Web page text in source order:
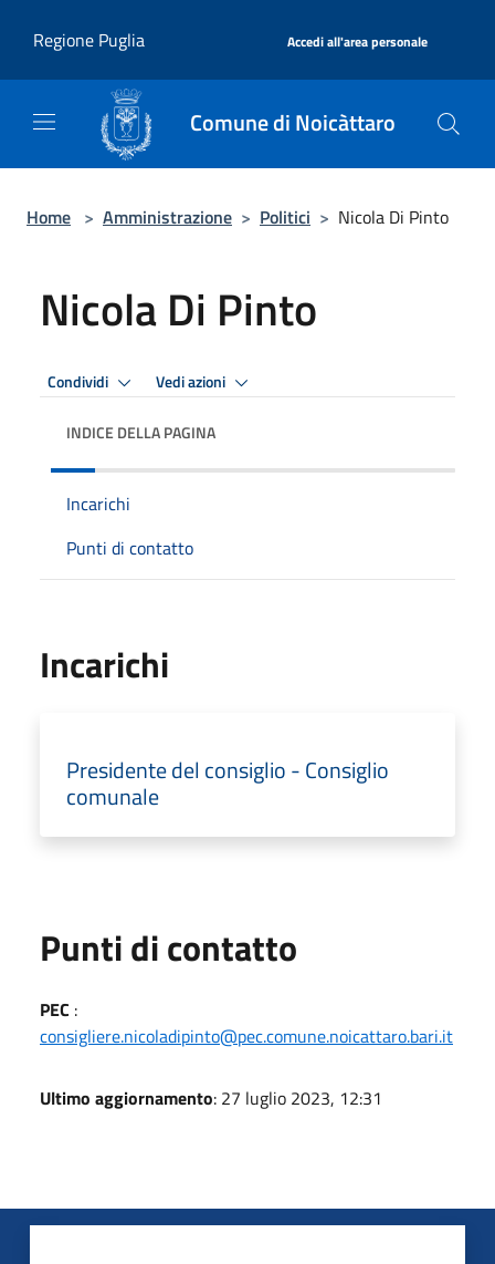
Regione Puglia
Accedi all'area personale
Comune di Noicàttaro
Home > Amministrazione > Politici > Nicola Di Pinto
Nicola Di Pinto
Condividi Vedi azioni
INDICE DELLA PAGINA
Incarichi
Punti di contatto
Incarichi
Presidente del consiglio - Consiglio
comunale
Punti di contatto
PEC :
consigliere.nicoladipinto@pec.comune.noicattaro.bari.it
Ultimo aggiornamento: 27 luglio 2023, 12:31